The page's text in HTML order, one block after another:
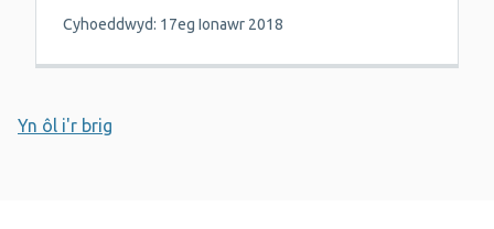
Cyhoeddwyd: 17eg Ionawr 2018
Yn ôl i'r brig